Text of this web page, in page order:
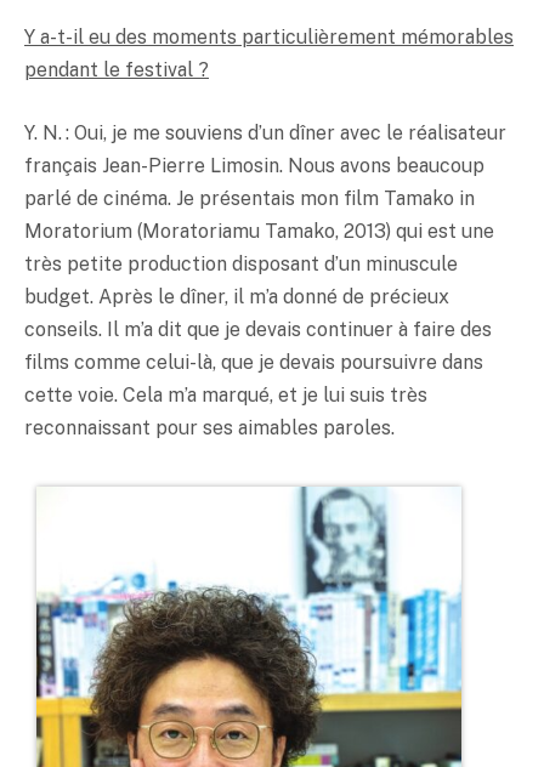
Y a-t-il eu des moments particulièrement mémorables
pendant le festival ?
Y. N. : Oui, je me souviens d’un dîner avec le réalisateur
français Jean-Pierre Limosin. Nous avons beaucoup
parlé de cinéma. Je présentais mon film Tamako in
Moratorium (Moratoriamu Tamako, 2013) qui est une
très petite production disposant d’un minuscule
budget. Après le dîner, il m’a donné de précieux
conseils. Il m’a dit que je devais continuer à faire des
films comme celui-là, que je devais poursuivre dans
cette voie. Cela m’a marqué, et je lui suis très
reconnaissant pour ses aimables paroles.